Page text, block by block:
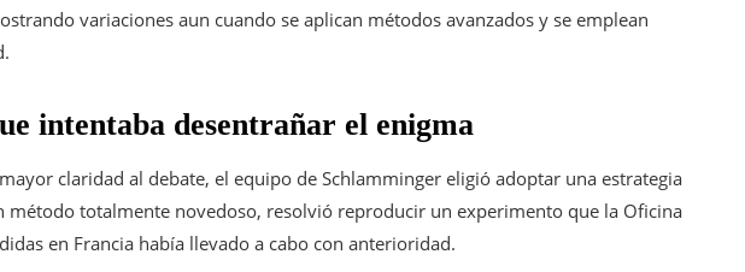
variaciones aun cuando se aplican métodos avanzados y se emplean
intentaba desentrañar el enigma
claridad al debate, el equipo de Schlamminger eligió adoptar una estrategia
método totalmente novedoso, resolvió reproducir un experimento que la Oficina
en Francia había llevado a cabo con anterioridad.